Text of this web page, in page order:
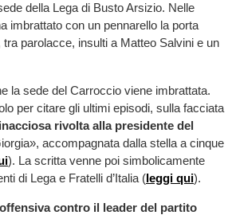
della Lega di Busto Arsizio. Nelle
imbrattato con un pennarello la porta
tra parolacce, insulti a Matteo Salvini e un
la sede del Carroccio viene imbrattata.
per citare gli ultimi episodi, sulla facciata
rivolta alla presidente del
accompagnata dalla stella a cinque
). La scritta venne poi simbolicamente
di Lega e Fratelli d’Italia (leggi qui).
contro il leader del partito